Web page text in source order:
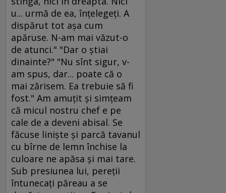
u... urmă de ea, înţelegeţi. A
dispărut tot aşa cum
apăruse. N-am mai văzut-o
de atunci." "Dar o ştiai
dinainte?" "Nu sînt sigur, v-
am spus, dar... poate că o
mai zărisem. Ea trebuie să fi
fost." Am amuţit şi simţeam
că micul nostru chef e pe
cale de a deveni abisal. Se
făcuse linişte şi parcă tavanul
cu bîrne de lemn închise la
culoare ne apăsa şi mai tare.
Sub presiunea lui, pereţii
întunecaţi păreau a se